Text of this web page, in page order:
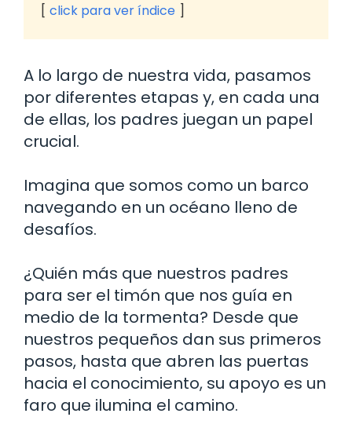
click para ver índice
A lo largo de nuestra vida, pasamos
por diferentes etapas y, en cada una
de ellas, los padres juegan un papel
crucial.
Imagina que somos como un barco
navegando en un océano lleno de
desafíos.
¿Quién más que nuestros padres
para ser el timón que nos guía en
medio de la tormenta? Desde que
nuestros pequeños dan sus primeros
pasos, hasta que abren las puertas
hacia el conocimiento, su apoyo es un
faro que ilumina el camino.